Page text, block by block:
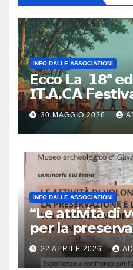
INFO DALLE ASSOCIAZIONI
Ecco La 𝟭8ª
𝗜𝗧.𝗔.𝗖𝗔̀
primo e unico
dedicato al
responsabile.
30 MAGGIO 2026
INFO DALLE ASSOCIAZIONI
“Le attività di
per la
valorizzazione
e dei beni
22 APRILE 2026